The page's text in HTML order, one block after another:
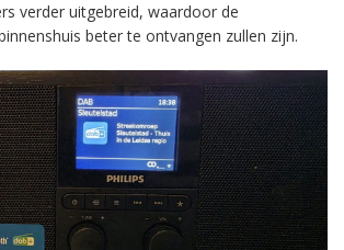
verder uitgebreid, waardoor de
beter te ontvangen zullen zijn.